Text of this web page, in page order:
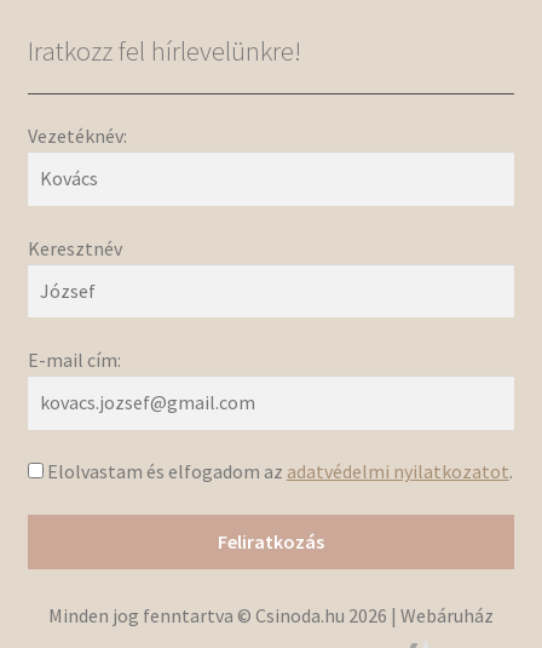
Iratkozz fel hírlevelünkre!
Vezetéknév:
Keresztnév
E-mail cím:
Elolvastam és elfogadom az adatvédelmi nyilatkozatot.
Minden jog fenntartva © Csinoda.hu 2026 | Webáruház